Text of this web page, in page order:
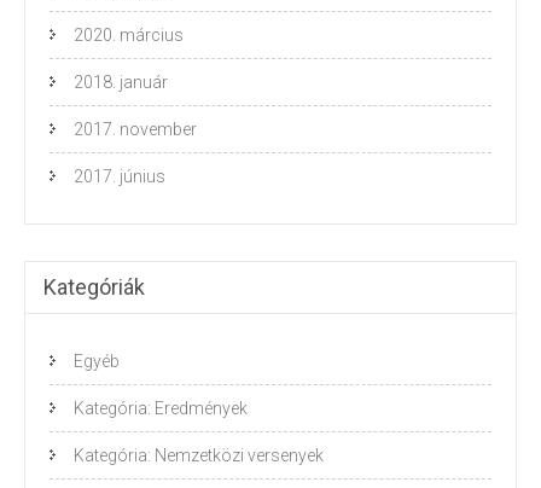
2020. március
2018. január
2017. november
2017. június
Kategóriák
Egyéb
Kategória: Eredmények
Kategória: Nemzetközi versenyek